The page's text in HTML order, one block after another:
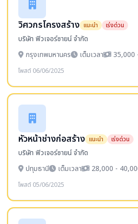
วิศวกรโครงสร้าง แนะนำ เร่งด่วน
บริษัท ฟิวเจอร์ซายน์ จำกัด
กรุงเทพมหานคร
เต็มเวลา 35,000
โพสต์ 06/06/2025
หัวหน้าช่างก่อสร้าง แนะนำ เร่งด่วน
บริษัท ฟิวเจอร์ซายน์ จำกัด
ปทุมธานี
เต็มเวลา 28,000 -
โพสต์ 05/06/2025